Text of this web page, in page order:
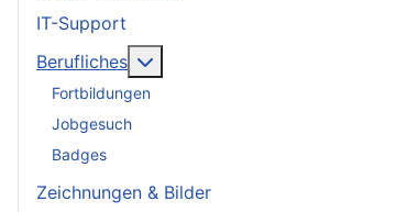
IT-Support
Berufliches
Fortbildungen
Jobgesuch
Badges
Zeichnungen & Bilder